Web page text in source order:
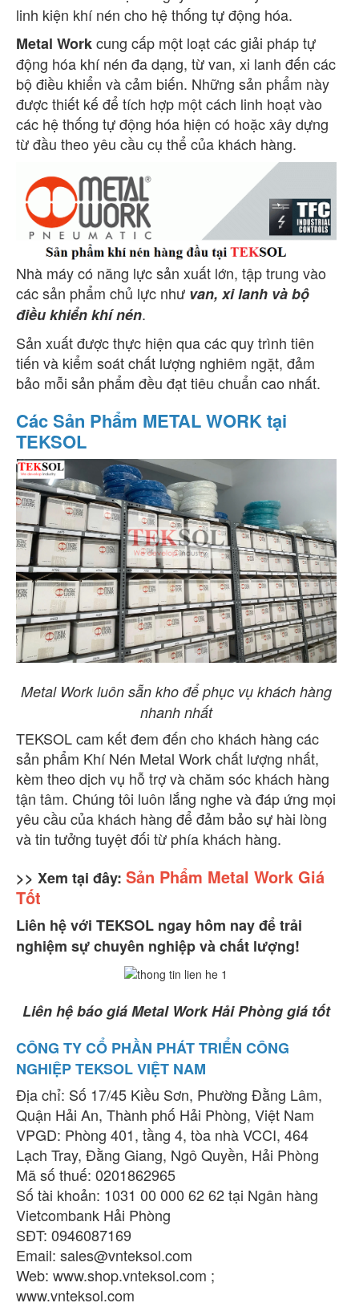
linh kiện khí nén cho hệ thống tự động hóa.
Metal Workcung cấp một loạt các giải pháp tự
động hóa khí nén đa dạng, từ van, xi lanh đến các
bộ điều khiển và cảm biến. Những sản phẩm này
được thiết kế để tích hợp một cách linh hoạt vào
các hệ thống tự động hóa hiện có hoặc xây dựng
từ đầu theo yêu cầu cụ thể của khách hàng.
Nhà máy có năng lực sản xuất lớn, tập trung vào
các sản phẩm chủ lực như van, xi lanh và bộ
điều khiển khí nén.
Sản xuất được thực hiện qua các quy trình tiên
tiến và kiểm soát chất lượng nghiêm ngặt, đảm
bảo mỗi sản phẩm đều đạt tiêu chuẩn cao nhất.
Các Sản Phẩm METAL WORK tại
TEKSOL
Metal Work luôn sẵn kho để phục vụ khách hàng
nhanh nhất
TEKSOL cam kết đem đến cho khách hàng các
sản phẩm Khí Nén Metal Work chất lượng nhất,
kèm theo dịch vụ hỗ trợ và chăm sóc khách hàng
tận tâm. Chúng tôi luôn lắng nghe và đáp ứng mọi
yêu cầu của khách hàng để đảm bảo sự hài lòng
và tin tưởng tuyệt đối từ phía khách hàng.
>> Xem tại đây: Sản Phẩm Metal Work Giá
Tốt
Liên hệ với TEKSOL ngay hôm nay để trải
nghiệm sự chuyên nghiệp và chất lượng!
Liên hệ báo giá Metal Work Hải Phòng giá tốt
CÔNG TY CỔ PHẦN PHÁT TRIỂN CÔNG
NGHIỆP TEKSOL VIỆT NAM
Địa chỉ: Số 17/45 Kiều Sơn, Phường Đằng Lâm,
Quận Hải An, Thành phố Hải Phòng, Việt Nam
VPGD: Phòng 401, tầng 4, tòa nhà VCCI, 464
Lạch Tray, Đằng Giang, Ngô Quyền, Hải Phòng
Mã số thuế: 0201862965
Số tài khoản: 1031 00 000 62 62 tại Ngân hàng
Vietcombank Hải Phòng
SĐT: 0946087169
Email: sales@vnteksol.com
Web: www.shop.vnteksol.com ;
www.vnteksol.com